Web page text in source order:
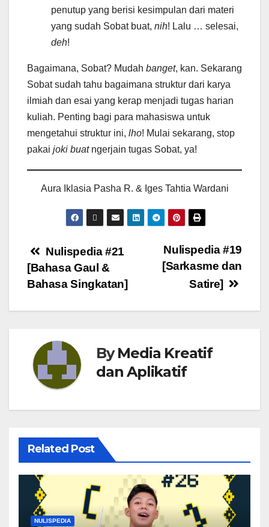
penutup yang berisi kesimpulan dari materi
yang sudah Sobat buat, nih! Lalu … selesai,
deh!
Bagaimana, Sobat? Mudah banget, kan. Sekarang
Sobat sudah tahu bagaimana struktur dari karya
ilmiah dan esai yang kerap menjadi tugas harian
kuliah. Penting bagi para mahasiswa untuk
mengetahui struktur ini, lho! Mulai sekarang, stop
pakai joki buatngerjain tugas Sobat, ya!
Aura Iklasia Pasha R. & Iges Tahtia Wardani
Nulispedia #19
[Sarkasme dan
Satire]
Nulispedia #21
[Bahasa Gaul &
Bahasa Singkatan]
ByMedia Kreatif
dan Aplikatif
Related Post
NULISPEDIA